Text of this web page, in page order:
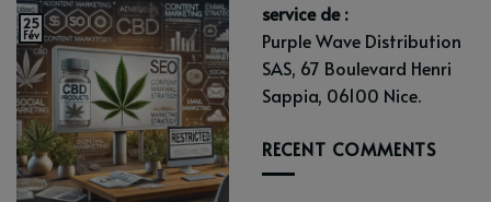
25
Fév
service de :
Purple Wave Distribution
SAS, 67 Boulevard Henri
Sappia, 06100 Nice.
RECENT COMMENTS